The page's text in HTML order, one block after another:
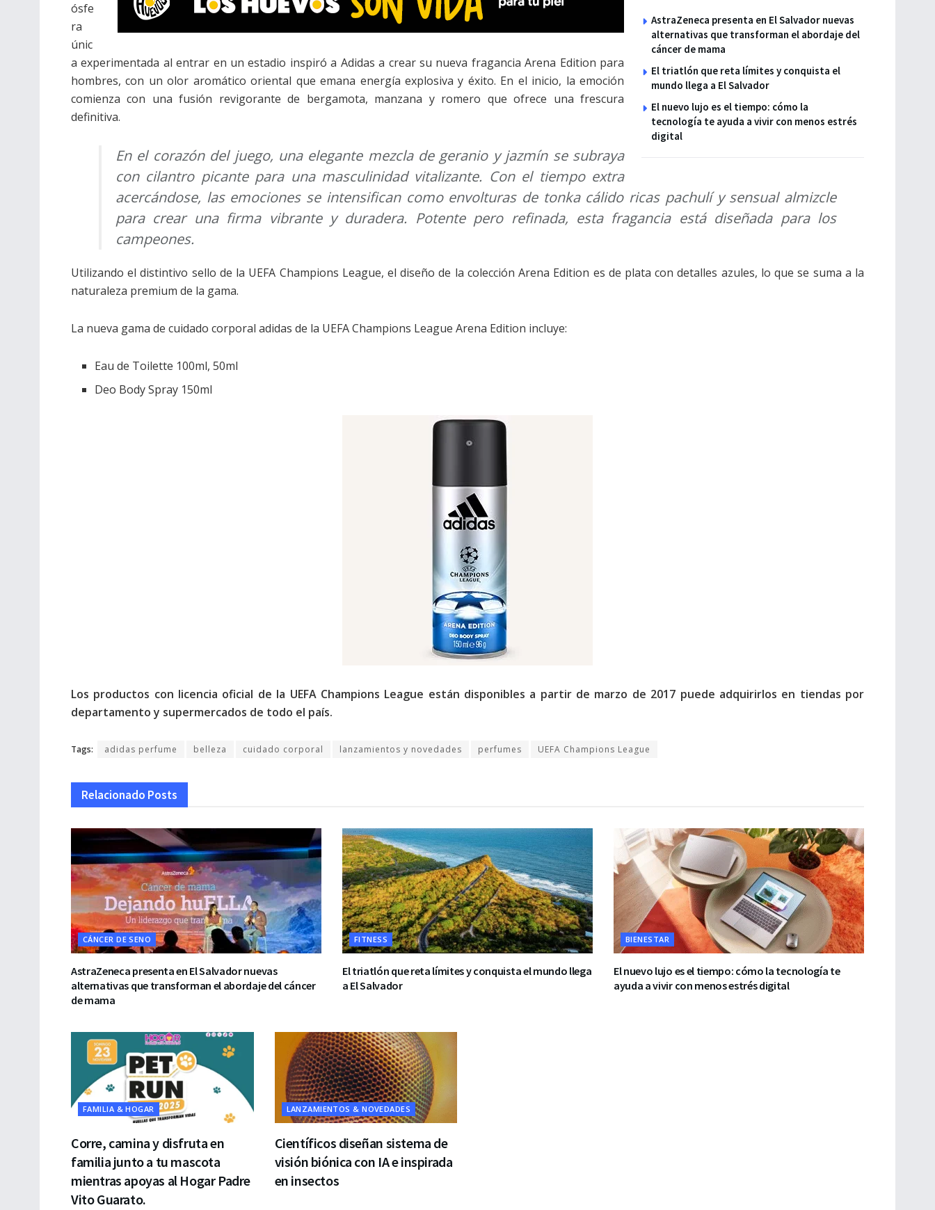
AstraZeneca presenta en El Salvador nuevas
alternativas que transforman el abordaje del
cáncer de mama
El triatlón que reta límites y conquista el
mundo llega a El Salvador
El nuevo lujo es el tiempo: cómo la
tecnología te ayuda a vivir con menos estrés
digital
ósfe
ra
únic
a experimentada al entrar en un estadio inspiró a Adidas a crear su nueva fragancia Arena Edition para
hombres, con un olor aromático oriental que emana energía explosiva y éxito. En el inicio, la emoción
comienza con una fusión revigorante de bergamota, manzana y romero que ofrece una frescura
definitiva.
En el corazón del juego, una elegante mezcla de geranio y jazmín se subraya
con cilantro picante para una masculinidad vitalizante. Con el tiempo extra
acercándose, las emociones se intensifican como envolturas de tonka cálido ricas pachulí y sensual almizcle
para crear una firma vibrante y duradera. Potente pero refinada, esta fragancia está diseñada para los
campeones.
Utilizando el distintivo sello de la UEFA Champions League, el diseño de la colección Arena Edition es de plata con detalles azules, lo que se suma a la
naturaleza premium de la gama.
La nueva gama de cuidado corporal adidas de la UEFA Champions League Arena Edition incluye:
Eau de Toilette 100ml, 50ml
Deo Body Spray 150ml
Los productos con licencia oficial de la UEFA Champions League están disponibles a partir de marzo de 2017 puede adquirirlos en tiendas por
departamento y supermercados de todo el país.
Tags: adidas perfume belleza cuidado corporal lanzamientos y novedades perfumes UEFA Champions League
Relacionado Posts
CÁNCER DE SENO
AstraZeneca presenta en El Salvador nuevas
alternativas que transforman el abordaje del cáncer
de mama
FITNESS
El triatlón que reta límites y conquista el mundo llega
a El Salvador
BIENESTAR
El nuevo lujo es el tiempo: cómo la tecnología te
ayuda a vivir con menos estrés digital
FAMILIA & HOGAR
Corre, camina y disfruta en
familia junto a tu mascota
mientras apoyas al Hogar Padre
Vito Guarato.
LANZAMIENTOS & NOVEDADES
Científicos diseñan sistema de
visión biónica con IA e inspirada
en insectos